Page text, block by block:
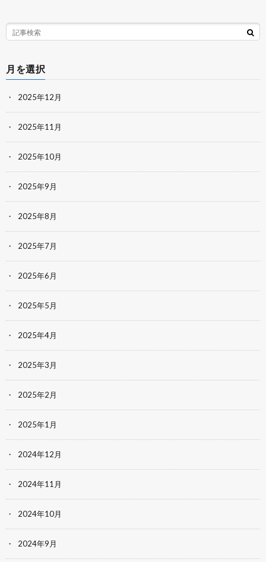
月を選択
2025年12月
2025年11月
2025年10月
2025年9月
2025年8月
2025年7月
2025年6月
2025年5月
2025年4月
2025年3月
2025年2月
2025年1月
2024年12月
2024年11月
2024年10月
2024年9月